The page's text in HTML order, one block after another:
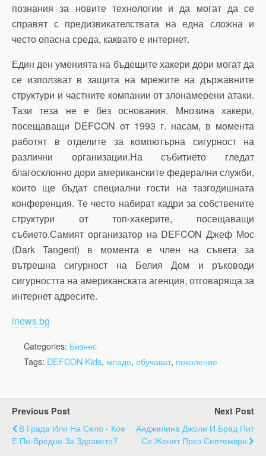
познания за новите технологии и да могат да се
справят с предизвикателствата на една сложна и
често опасна среда, каквато е интернет.
Един ден уменията на бъдещите хакери дори могат да
се използват в защита на мрежите на държавните
структури и частните компании от злонамерени атаки.
Тази теза не е без основания. Мнозина хакери,
посещаващи DEFCON от 1993 г. насам, в момента
работят в отделите за компютърна сигурност на
различни организации.На събитието гледат
благосклонно дори американските федерални служби,
които ще бъдат специални гости на тазгодишната
конференция. Те често набират кадри за собствените
структури от топ-хакерите, посещаващи
събието.Самият организатор на DEFCON Джеф Мос
(Dark Tangent) в момента е член на съвета за
вътрешна сигурност на Белия Дом и ръководи
сигурността на американската агенция, отговаряща за
интернет адресите.
inews.bg
Categories: Бизнес
Tags: DEFCON Kids, младо, обучават, поколение
Previous Post
В Града Или На Село - Кое
Е По-Вредно За Здравето?
Next Post
Анджелина Джоли И Брад Пит
Се Женят През Септември